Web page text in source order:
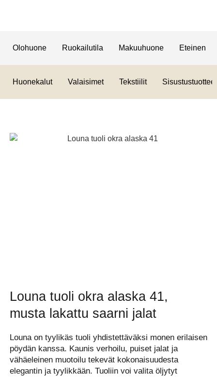
Olohuone Ruokailutila Makuuhuone Eteinen
Huonekalut Valaisimet Tekstiilit Sisustustuotteet
Louna tuoli okra alaska 41,
musta lakattu saarni jalat
Louna on tyylikäs tuoli yhdistettäväksi monen erilaisen
pöydän kanssa. Kaunis verhoilu, puiset jalat ja
vähäeleinen muotoilu tekevät kokonaisuudesta
elegantin ja tyylikkään. Tuoliin voi valita öljytyt